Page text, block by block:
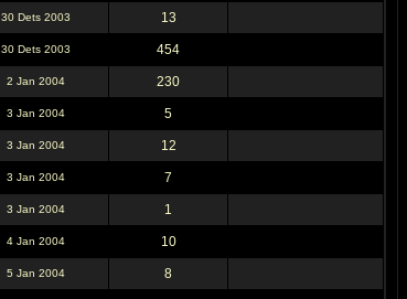
30 Dets 2003 13
30 Dets 2003 454
2 Jan 2004 230
3 Jan 2004 5
3 Jan 2004 12
3 Jan 2004 7
3 Jan 2004 1
4 Jan 2004 10
5 Jan 2004 8